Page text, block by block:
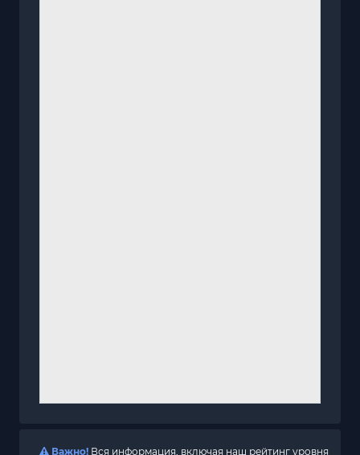
Важно! Вся информация, включая наш рейтинг уровня